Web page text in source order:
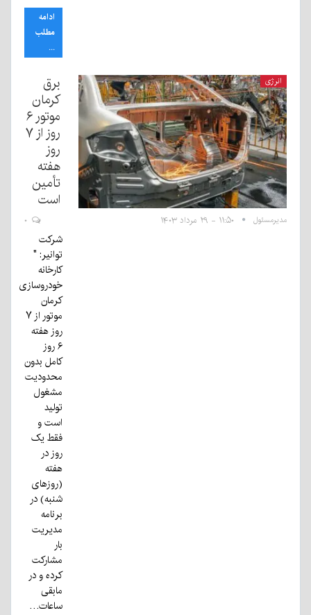
ادامه
مطلب
...
انرژی
برق
کرمان
موتور ۶
روز از ۷
روز
هفته
تأمین
است
مدیرمسئول ۱۱:۵۰ - ۲۹ مرداد ۱۴۰۳
شرکت
توانیر: "
کارخانه
خودروسازی
کرمان
موتور از ۷
روز هفته
۶ روز
کامل بدون
محدودیت
مشغول
تولید
است و
فقط یک
روز در
هفته
(روزهای
شنبه) در
برنامه
مدیریت
بار
مشارکت
کرده و در
مابقی
ساعات…